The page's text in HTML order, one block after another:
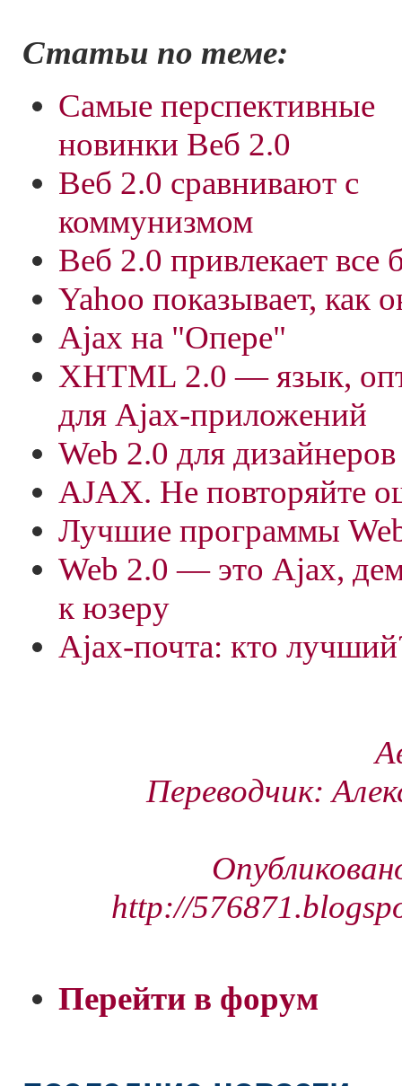
Статьи по теме:
Самые перспективные
новинки Веб 2.0
Веб 2.0 сравнивают с
коммунизмом
Веб 2.0 привлекает
Yahoo показывает, как
Ajax на "Опере"
XHTML 2.0 — язык,
для Ajax-приложений
Web 2.0 для дизайнеров
АJAX. Не повторяйте
Лучшие программы
Web 2.0 — это Ajax,
к юзеру
Ajax-почта: кто
Переводчик:
http://
Перейти в форум